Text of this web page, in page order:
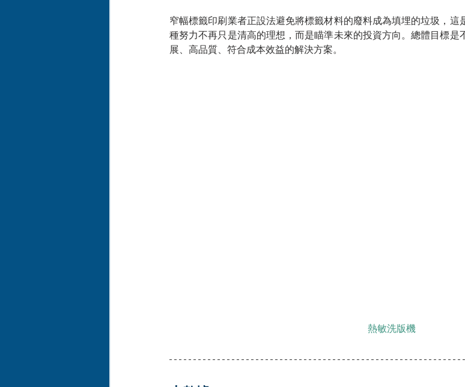
窄幅標籤印刷業者正設法避免將標籤材料的廢料成為填埋的垃圾，
種努力不再只是清高的理想，而是瞄準未來的投資方向。總體目標是
展、高品質、符合成本效益的解決方案。
熱敏洗版機